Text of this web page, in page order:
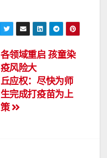
各领域重启 孩童染
疫风险大
丘应权：尽快为师
生完成打疫苗为上
策